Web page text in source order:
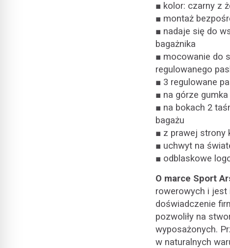
■ kolor: czarny z
■ montaż
■ nadaje się do
bagażnika
■ mocowanie do
regulowanego
■ 3 regulowane
■ na górze
■ na bokach 2
bagażu
■ z prawej strony
■ uchwyt na
■ odblaskowe
O marce Sport
rowerowych i jest
doświadczenie
pozwoliły na
wyposażonych.
w naturalnych